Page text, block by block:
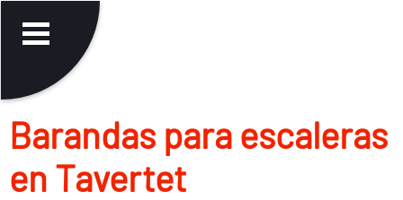
Barandas para escaleras
en Tavertet